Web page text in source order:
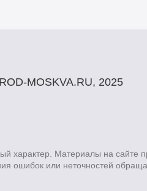
MOSKVA.RU, 2025
Материалы на сайте
ошибок или неточностей